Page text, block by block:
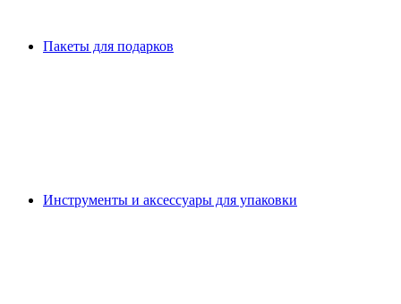
Пакеты для подарков
Инструменты и аксессуары для упаковки